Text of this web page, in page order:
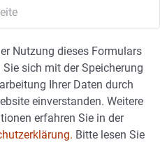
Nutzung dieses Formulars
Sie sich mit der Speicherung
Ihrer Daten durch
einverstanden. Weitere
erfahren Sie in der
Bitte lesen Sie